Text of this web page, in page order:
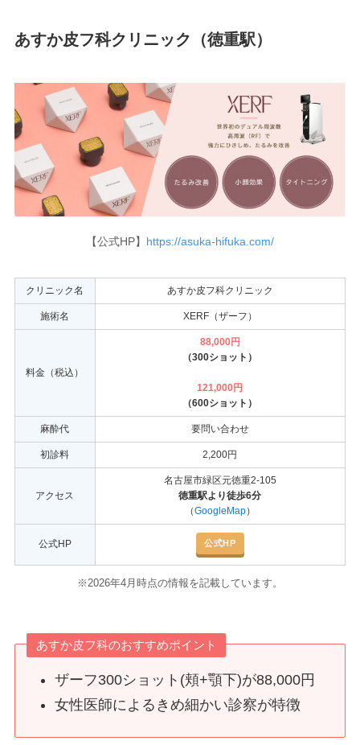
あすか皮フ科クリニック（徳重駅）
【公式HP】 https://asuka-hifuka.com/
クリニック名 あすか皮フ科クリニック
施術名 XERF（ザーフ）
料金（税込）
88,000円
（300ショット）
121,000円
（600ショット）
麻酔代 要問い合わせ
初診料 2,200円
アクセス
名古屋市緑区元徳重2-105
徳重駅より徒歩6分
（GoogleMap）
公式HP 公式HP
※2026年4月時点の情報を記載しています。
あすか皮フ科のおすすめポイント
ザーフ300ショット(頬+顎下)が88,000円
女性医師によるきめ細かい診察が特徴